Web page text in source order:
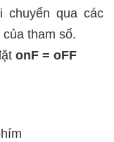
qua các
tham số.
onF = oFF